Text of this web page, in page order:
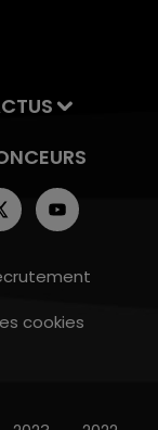
cookies